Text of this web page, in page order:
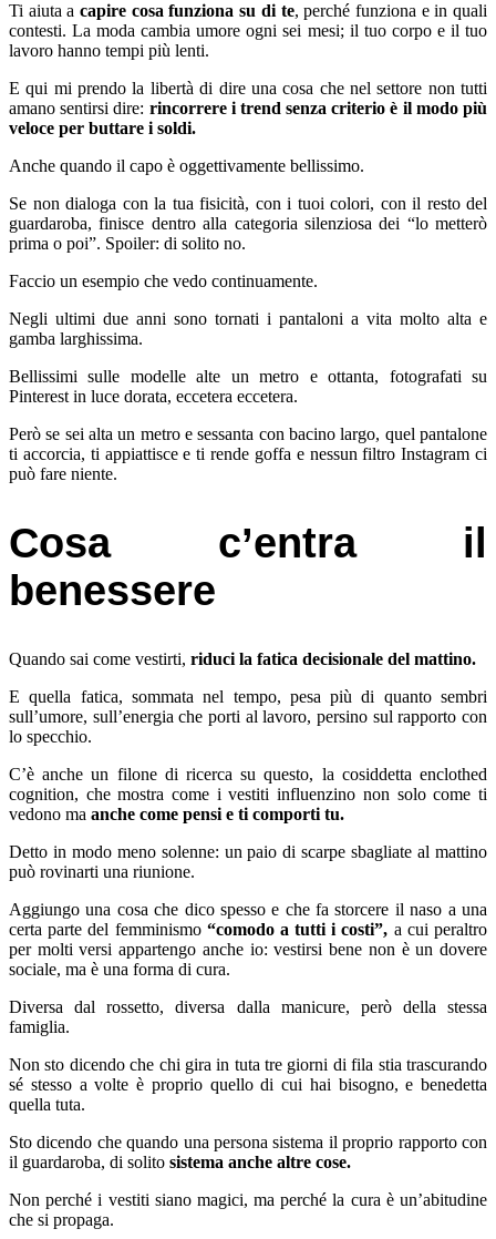
Ti aiuta acapire cosa funziona su di te, perché funziona e in quali
contesti. La moda cambia umore ogni sei mesi; il tuo corpo e il tuo
lavoro hanno tempi più lenti.
E qui mi prendo la libertà di dire una cosa che nel settore non tutti
amano sentirsi dire: rincorrere i trend senza criterio è il modo più
veloce per buttare i soldi.
Anche quando il capo è oggettivamente bellissimo.
Se non dialoga con la tua fisicità, con i tuoi colori, con il resto del
guardaroba, finisce dentro alla categoria silenziosa dei “lo metterò
prima o poi”. Spoiler: di solito no.
Faccio un esempio che vedo continuamente.
Negli ultimi due anni sono tornati i pantaloni a vita molto alta e
gamba larghissima.
Bellissimi sulle modelle alte un metro e ottanta, fotografati su
Pinterest in luce dorata, eccetera eccetera.
Però se sei alta un metro e sessanta con bacino largo, quel pantalone
ti accorcia, ti appiattisce e ti rende goffa e nessun filtro Instagram ci
può fare niente.
Cosa c’entra il
benessere
Quando sai come vestirti, riduci la fatica decisionale del mattino.
E quella fatica, sommata nel tempo, pesa più di quanto sembri
sull’umore, sull’energia che porti al lavoro, persino sul rapporto con
lo specchio.
C’è anche un filone di ricerca su questo, la cosiddetta enclothed
cognition, che mostra come i vestiti influenzino non solo come ti
vedono ma anche come pensi e ti comporti tu.
Detto in modo meno solenne: un paio di scarpe sbagliate al mattino
può rovinarti una riunione.
Aggiungo una cosa che dico spesso e che fa storcere il naso a una
certa parte del femminismo “comodo a tutti i costi”, a cui peraltro
per molti versi appartengo anche io: vestirsi bene non è un dovere
sociale, ma è una forma di cura.
Diversa dal rossetto, diversa dalla manicure, però della stessa
famiglia.
Non sto dicendo che chi gira in tuta tre giorni di fila stia trascurando
sé stesso a volte è proprio quello di cui hai bisogno, e benedetta
quella tuta.
Sto dicendo che quando una persona sistema il proprio rapporto con
il guardaroba, di solito sistema anche altre cose.
Non perché i vestiti siano magici, ma perché la cura è un’abitudine
che si propaga.